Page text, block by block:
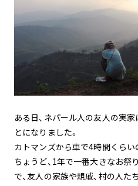
ある日、ネパール人の友人の実
とになりました。
カトマンズから車で4時間くらい
ちょうど、1年で一番大きなお祭
で、友人の家族や親戚、村の人た